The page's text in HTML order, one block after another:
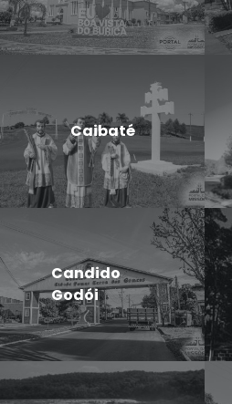
Caibaté
Candido
Godói